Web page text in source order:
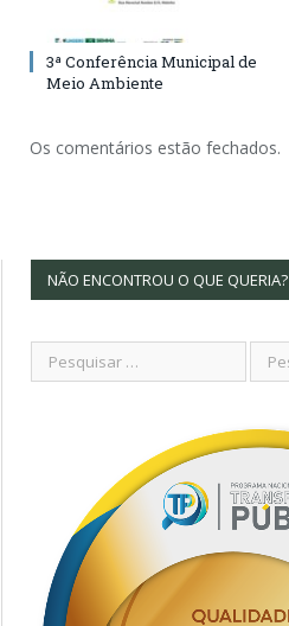
3ª Conferência Municipal de
Meio Ambiente
Os comentários estão fechados.
NÃO ENCONTROU O QUE QUERIA?